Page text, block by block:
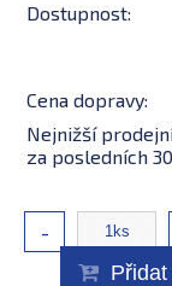
Dostupnost:
Cena dopravy:
Nejnižší
za posledních
-